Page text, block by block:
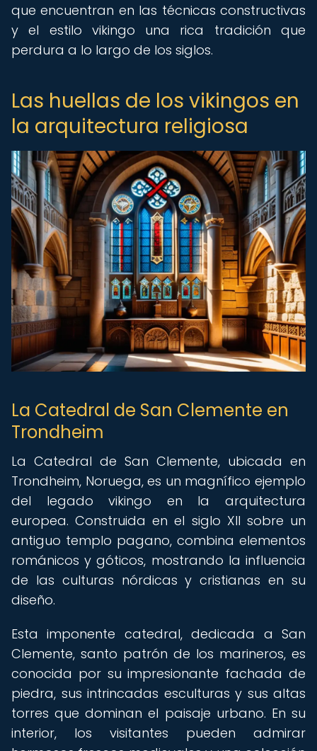
que encuentran en las técnicas constructivas
y el estilo vikingo una rica tradición que
perdura a lo largo de los siglos.
Las huellas de los vikingos en
la arquitectura religiosa
La Catedral de San Clemente en
Trondheim
La Catedral de San Clemente, ubicada en
Trondheim, Noruega, es un magnífico ejemplo
del legado vikingo en la arquitectura
europea. Construida en el siglo XII sobre un
antiguo templo pagano, combina elementos
románicos y góticos, mostrando la influencia
de las culturas nórdicas y cristianas en su
diseño.
Esta imponente catedral, dedicada a San
Clemente, santo patrón de los marineros, es
conocida por su impresionante fachada de
piedra, sus intrincadas esculturas y sus altas
torres que dominan el paisaje urbano. En su
interior, los visitantes pueden admirar